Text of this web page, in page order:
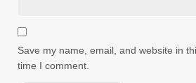
Save my name, email, and website in
time I comment.